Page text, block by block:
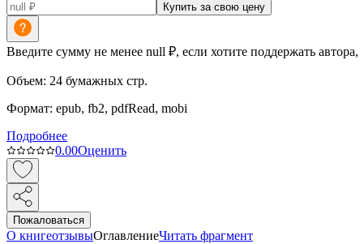
Купить за свою цену
Введите сумму не менее null ₽, если хотите поддержать
Объем: 24 бумажных стр.
Формат: epub, fb2, pdfRead, mobi
Подробнее
0.00Оценить
Пожаловаться
О книгеотзывыОглавлениеЧитать фрагмент